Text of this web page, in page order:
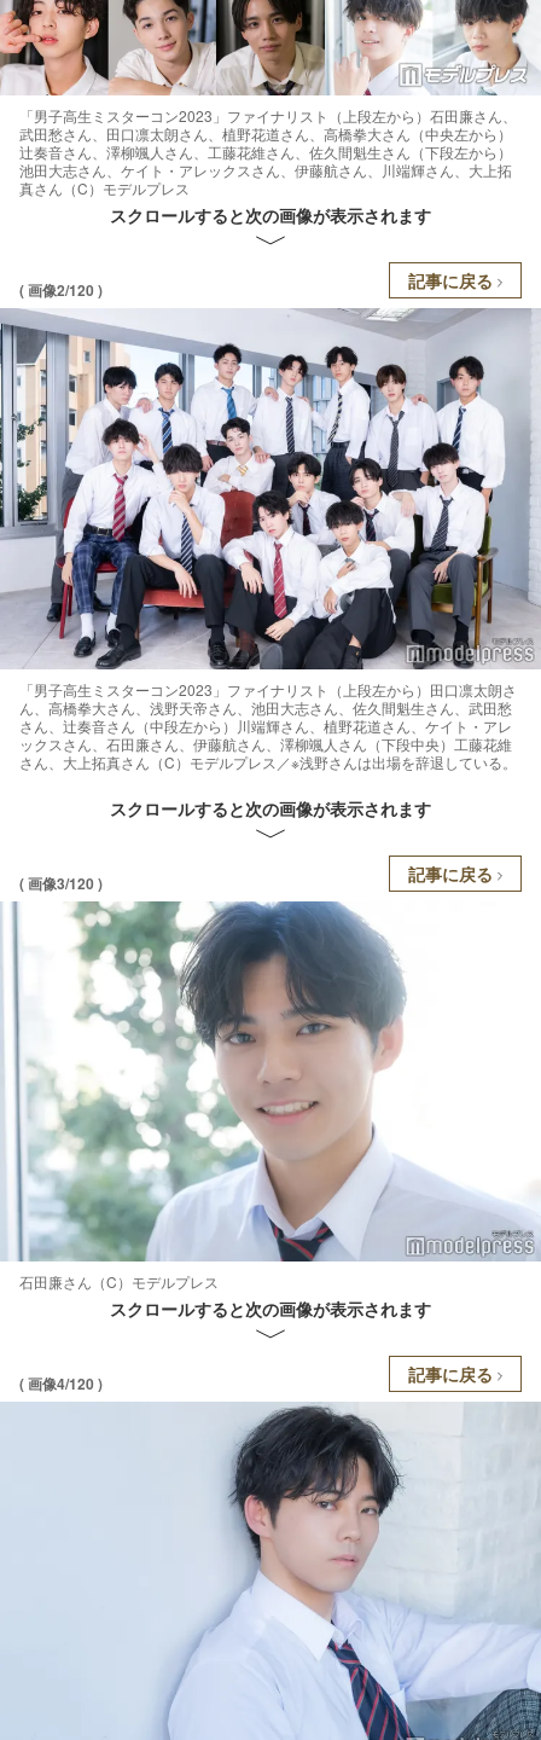
「男子高生ミスターコン2023」ファイナリスト（上段左から）石田廉さん、
武田愁さん、田口凛太朗さん、植野花道さん、高橋拳大さん（中央左から）
辻奏音さん、澤柳颯人さん、工藤花維さん、佐久間魁生さん（下段左から）
池田大志さん、ケイト・アレックスさん、伊藤航さん、川端輝さん、大上拓
真さん（C）モデルプレス
スクロールすると次の画像が表示されます
( 画像2/120 ) 記事に戻る
「男子高生ミスターコン2023」ファイナリスト（上段左から）田口凛太朗さ
ん、高橋拳大さん、浅野天帝さん、池田大志さん、佐久間魁生さん、武田愁
さん、辻奏音さん（中段左から）川端輝さん、植野花道さん、ケイト・アレ
ックスさん、石田廉さん、伊藤航さん、澤柳颯人さん（下段中央）工藤花維
さん、大上拓真さん（C）モデルプレス／※浅野さんは出場を辞退している。
スクロールすると次の画像が表示されます
( 画像3/120 ) 記事に戻る
石田廉さん（C）モデルプレス
スクロールすると次の画像が表示されます
( 画像4/120 ) 記事に戻る